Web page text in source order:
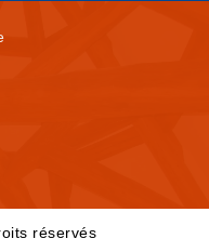
réservés